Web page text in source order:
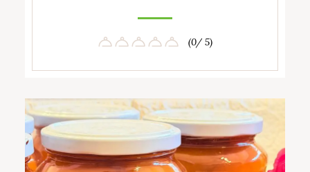
(0/ 5)